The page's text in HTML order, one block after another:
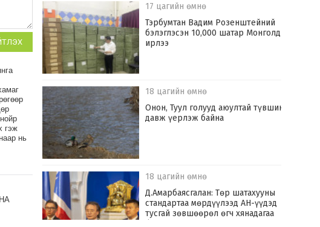
гэж
нь
17 цагийн өмнө
Тэрбумтан Вадим Розенштейний
бэлэглэсэн 10,000 шатар Монголд
ирлээ
18 цагийн өмнө
Онон, Туул голууд аюултай түвшинг
давж үерлэж байна
18 цагийн өмнө
Д.Амарбаясгалан: Төр шатахууны
стандартаа мөрдүүлээд АН-үүдэд
тусгай зөвшөөрөл өгч хянадагаа